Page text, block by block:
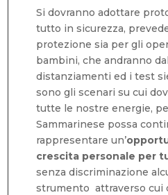
Si dovranno adottare
tutto in sicurezza,
protezione sia per gli
bambini, che andranno
distanziamenti ed i test
sono gli scenari su cui
tutte le nostre energie,
Sammarinese possa
rappresentare un’
crescita personale per
senza discriminazione
strumento attraverso cui